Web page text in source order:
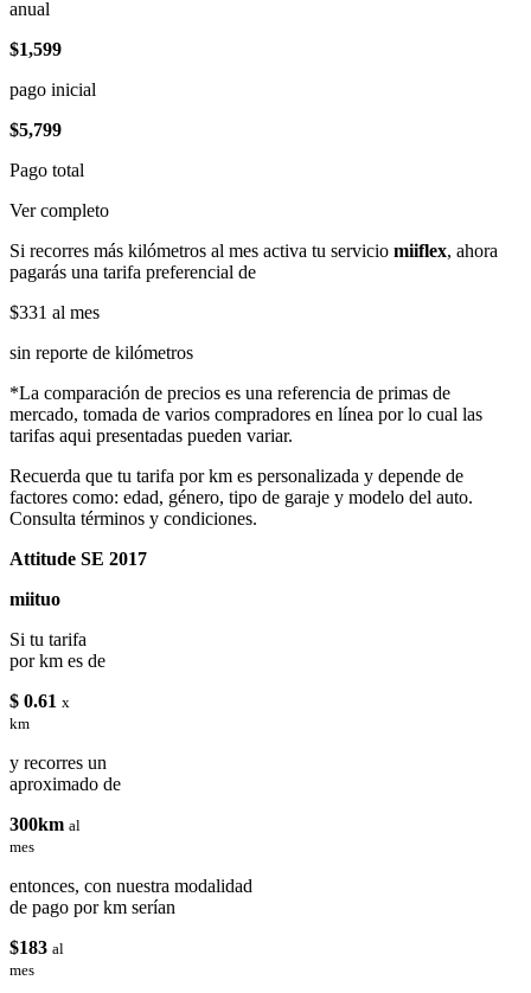
anual
$1,599
pago inicial
$5,799
Pago total
Ver completo
Si recorres más kilómetros al mes activa tu servicio miiflex, ahora
pagarás una tarifa preferencial de
$331 al mes
sin reporte de kilómetros
*La comparación de precios es una referencia de primas de
mercado, tomada de varios compradores en línea por lo cual las
tarifas aqui presentadas pueden variar.
Recuerda que tu tarifa por km es personalizada y depende de
factores como: edad, género, tipo de garaje y modelo del auto.
Consulta términos y condiciones.
Attitude SE 2017
miituo
Si tu tarifa
por km es de
$ 0.61 x
km
y recorres un
aproximado de
300km al
mes
entonces, con nuestra modalidad
de pago por km serían
$183 al
mes